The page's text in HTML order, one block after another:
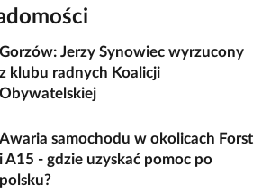
Gorzów: Jerzy Synowiec wyrzucony
z klubu radnych Koalicji
Obywatelskiej
Awaria samochodu w okolicach Forst
i A15 - gdzie uzyskać pomoc po
polsku?